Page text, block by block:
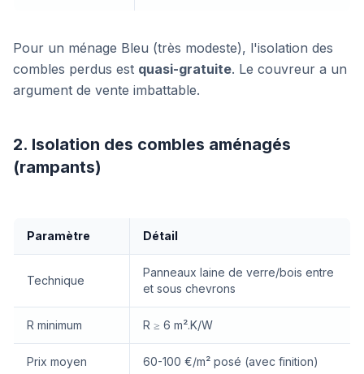
Pour un ménage Bleu (très modeste), l'isolation des
combles perdus est quasi-gratuite. Le couvreur a un
argument de vente imbattable.
2. Isolation des combles aménagés
(rampants)
Paramètre Détail
Technique
Panneaux laine de verre/bois entre
et sous chevrons
R minimum R ≥ 6 m².K/W
Prix moyen 60-100 €/m² posé (avec finition)